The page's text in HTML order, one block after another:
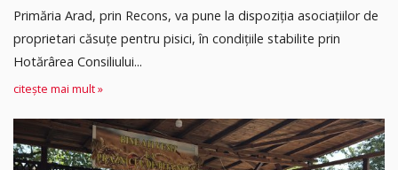
Primăria Arad, prin Recons, va pune la dispoziția asociațiilor de
proprietari căsuțe pentru pisici, în condițiile stabilite prin
Hotărârea Consiliului...
citește mai mult »